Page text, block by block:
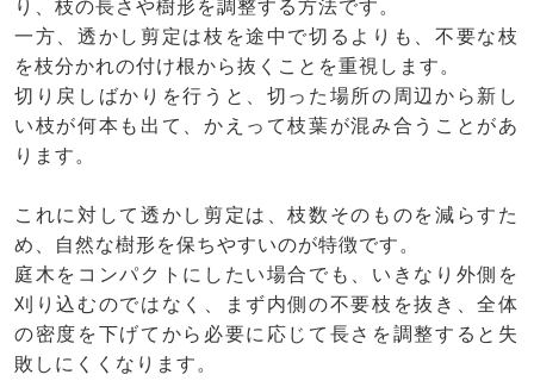
り、枝の長さや樹形を調整する方法です。
一方、透かし剪定は枝を途中で切るよりも、不要な枝
を枝分かれの付け根から抜くことを重視します。
切り戻しばかりを行うと、切った場所の周辺から新し
い枝が何本も出て、かえって枝葉が混み合うことがあ
ります。
これに対して透かし剪定は、枝数そのものを減らすた
め、自然な樹形を保ちやすいのが特徴です。
庭木をコンパクトにしたい場合でも、いきなり外側を
刈り込むのではなく、まず内側の不要枝を抜き、全体
の密度を下げてから必要に応じて長さを調整すると失
敗しにくくなります。